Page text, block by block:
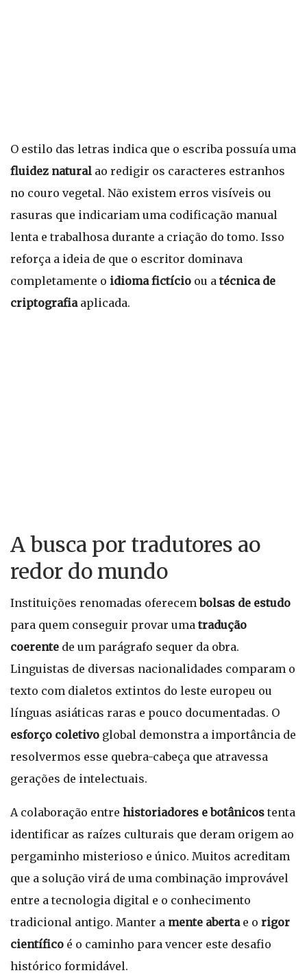
O estilo das letras indica que o escriba possuía uma
fluidez natural ao redigir os caracteres estranhos
no couro vegetal. Não existem erros visíveis ou
rasuras que indicariam uma codificação manual
lenta e trabalhosa durante a criação do tomo. Isso
reforça a ideia de que o escritor dominava
completamente o idioma fictício ou atécnica de
criptografiaaplicada.
A busca por tradutores ao
redor do mundo
Instituições renomadas oferecembolsas de estudo
para quem conseguir provar umatradução
coerente de um parágrafo sequer da obra.
Linguistas de diversas nacionalidades comparam o
texto com dialetos extintos do leste europeu ou
línguas asiáticas raras e pouco documentadas. O
esforço coletivo global demonstra a importância de
resolvermos esse quebra-cabeça que atravessa
gerações de intelectuais.
A colaboração entre historiadores e botânicos tenta
identificar as raízes culturais que deram origem ao
pergaminho misterioso e único. Muitos acreditam
que a solução virá de uma combinação improvável
entre a tecnologia digital e o conhecimento
tradicional antigo. Manter a mente abertae o rigor
científico é o caminho para vencer este desafio
histórico formidável.